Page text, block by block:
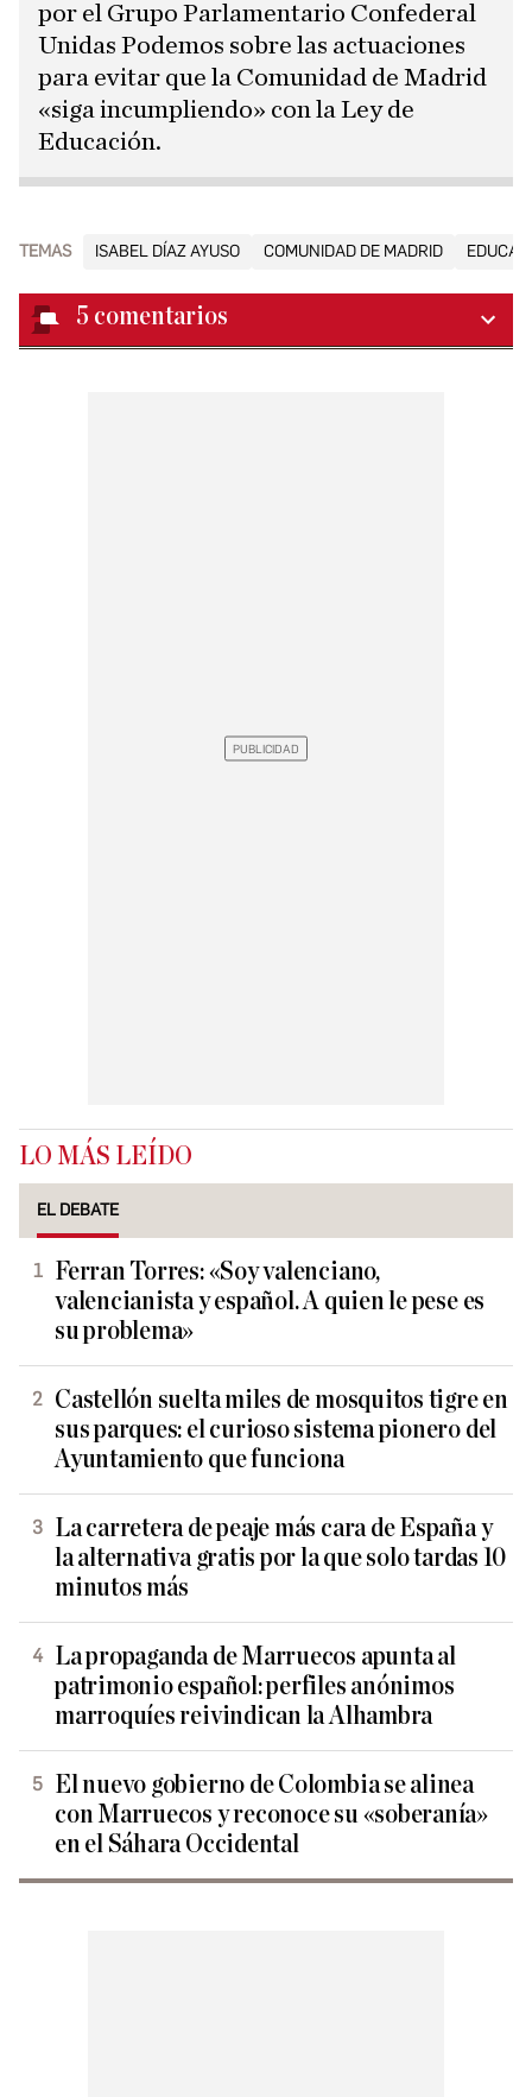
por el Grupo Parlamentario Confederal
Unidas Podemos sobre las actuaciones
para evitar que la Comunidad de Madrid
«siga incumpliendo» con la Ley de
Educación.
TEMAS ISABEL DÍAZ AYUSO COMUNIDAD DE MADRID
5 comentarios
LO MÁS LEÍDO
EL DEBATE
Ferran Torres: «Soy valenciano,
valencianista y español. A quien le pese es
su problema»
Castellón suelta miles de mosquitos tigre en
sus parques: el curioso sistema pionero del
Ayuntamiento que funciona
La carretera de peaje más cara de España y
la alternativa gratis por la que solo tardas 10
minutos más
La propaganda de Marruecos apunta al
patrimonio español: perfiles anónimos
marroquíes reivindican la Alhambra
El nuevo gobierno de Colombia se alinea
con Marruecos y reconoce su «soberanía»
en el Sáhara Occidental